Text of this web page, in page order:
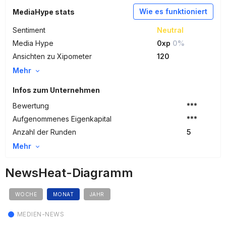
Wie es funktioniert
MediaHype stats
Sentiment
Neutral
Media Hype
0xp 0%
Ansichten zu Xipometer
120
Mehr
Infos zum Unternehmen
Bewertung
***
Aufgenommenes Eigenkapital
***
Anzahl der Runden
5
Mehr
NewsHeat-Diagramm
WOCHE MONAT JAHR
MEDIEN-NEWS